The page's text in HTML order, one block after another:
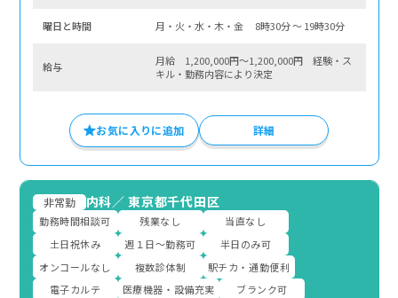
曜⽇と時間 月・火・水・木・金 8時30分 〜 19時30分
給与
月給 1,200,000円～1,200,000円 経験・ス
キル・勤務内容により決定
お気に入りに追加 詳細
非常勤 内科／東京都千代田区
勤務時間相談可 残業なし
当直なし
土日祝休み
週１日～勤務可
半日のみ可
オンコールなし
複数診体制
駅チカ・通勤便利
電子カルテ
医療機器・設備充実
ブランク可